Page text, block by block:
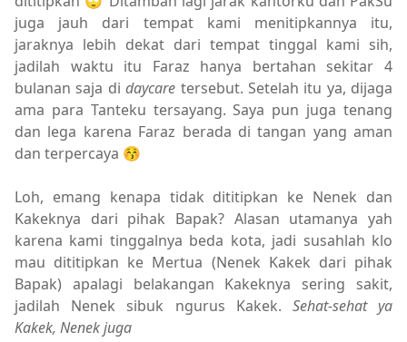
juga jauh dari tempat kami menitipkannya itu,
jaraknya lebih dekat dari tempat tinggal kami sih,
jadilah waktu itu Faraz hanya bertahan sekitar 4
bulanan saja didaycare tersebut. Setelah itu ya, dijaga
ama para Tanteku tersayang. Saya pun juga tenang
dan lega karena Faraz berada di tangan yang aman
dan terpercaya 😚
Loh, emang kenapa tidak dititipkan ke Nenek dan
Kakeknya dari pihak Bapak? Alasan utamanya yah
karena kami tinggalnya beda kota, jadi susahlah klo
mau dititipkan ke Mertua (Nenek Kakek dari pihak
Bapak) apalagi belakangan Kakeknya sering sakit,
jadilah Nenek sibuk ngurus Kakek. Sehat-sehat ya
Kakek, Nenek juga